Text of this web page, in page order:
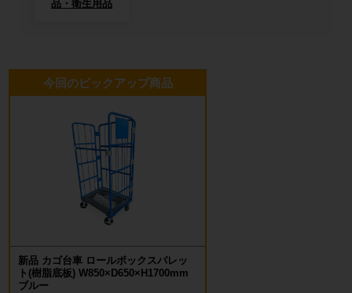
品・衛生用品
今回のピックアップ商品
新品 カゴ台車 ロールボックスパレッ
ト(樹脂底板) W850×D650×H1700mm
ブルー